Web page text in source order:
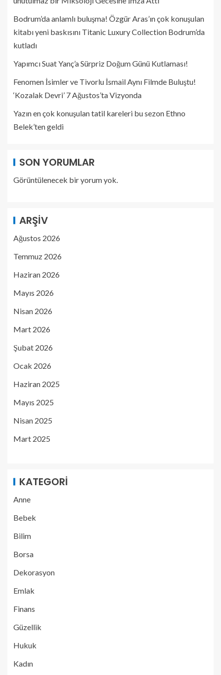
Bodrum’da anlamlı buluşma! Özgür Aras’ın çok konuşulan
kitabı yeni baskısını Titanic Luxury Collection Bodrum’da
kutladı
Yapımcı Suat Yanç’a Sürpriz Doğum Günü Kutlaması!
Fenomen İsimler ve Tivorlu İsmail Aynı Filmde Buluştu!
‘Kozalak Devri’ 7 Ağustos’ta Vizyonda
Yazın en çok konuşulan tatil kareleri bu sezon Ethno
Belek’ten geldi
SON YORUMLAR
Görüntülenecek bir yorum yok.
ARŞIV
Ağustos 2026
Temmuz 2026
Haziran 2026
Mayıs 2026
Nisan 2026
Mart 2026
Şubat 2026
Ocak 2026
Haziran 2025
Mayıs 2025
Nisan 2025
Mart 2025
KATEGORI
Anne
Bebek
Bilim
Borsa
Dekorasyon
Emlak
Finans
Güzellik
Hukuk
Kadın